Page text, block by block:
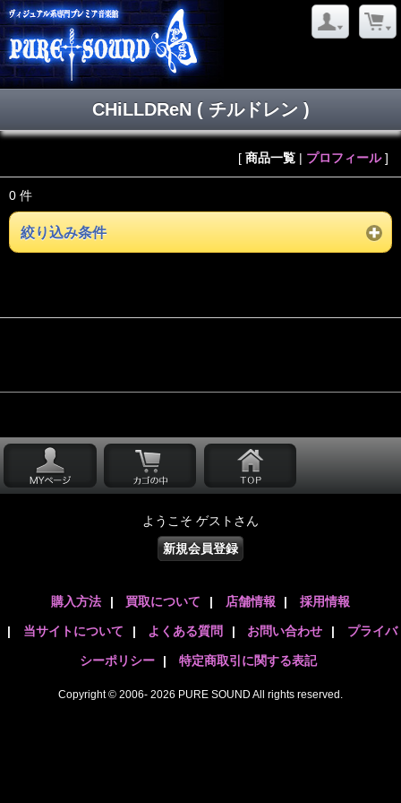
CHiLLDReN ( チルドレン )
[ 商品一覧 | プロフィール]
0 件
絞り込み条件
ようこそ ゲストさん
新規会員登録
購入方法 | 買取について | 店舗情報 | 採用情報
| 当サイトについて | よくある質問 | お問い合わせ | プライバ
シーポリシー | 特定商取引に関する表記
Copyright © 2006- 2026 PURE SOUND All rights reserved.